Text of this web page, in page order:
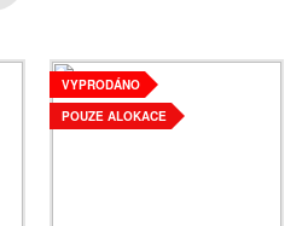
VYPRODÁNO
POUZE ALOKACE